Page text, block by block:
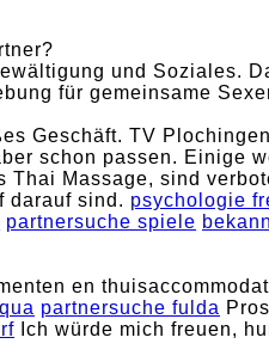
und Soziales.
für gemeinsame
Geschäft. TV
schon passen. Einige
Massage, sind
darauf sind. psychologie
partnersuche spiele
en
partnersuche fulda
Ich würde mich freuen,